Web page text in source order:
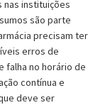
instituições
são parte
precisam ter
erros de
falha no horário de
contínua e
deve ser